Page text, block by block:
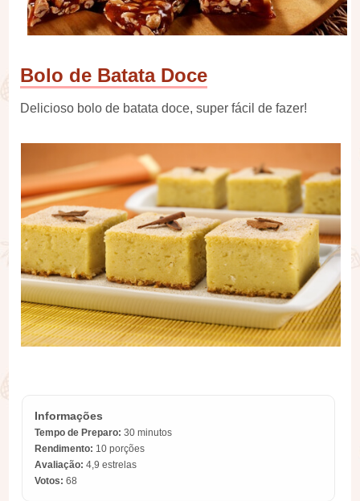
Bolo de Batata Doce
Delicioso bolo de batata doce, super fácil de fazer!
Informações
Tempo de Preparo:30 minutos
Rendimento: 10 porções
Avaliação: 4,9 estrelas
Votos: 68